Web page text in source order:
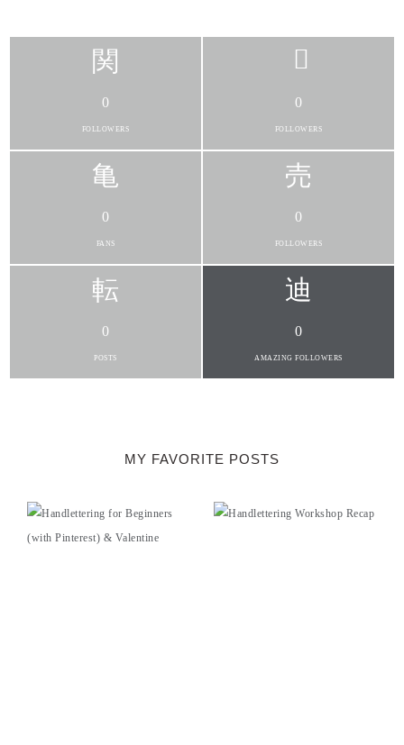
0
FOLLOWERS
0
FOLLOWERS
0
FANS
0
FOLLOWERS
0
POSTS
0
AMAZING FOLLOWERS
MY FAVORITE POSTS